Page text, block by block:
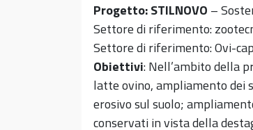
Progetto: STILNOVO –
Settore di riferimento:
Settore di riferimento: Ovi-
Obiettivi: Nell’ambito della
latte ovino, ampliamento dei
erosivo sul suolo;
conservati in vista della